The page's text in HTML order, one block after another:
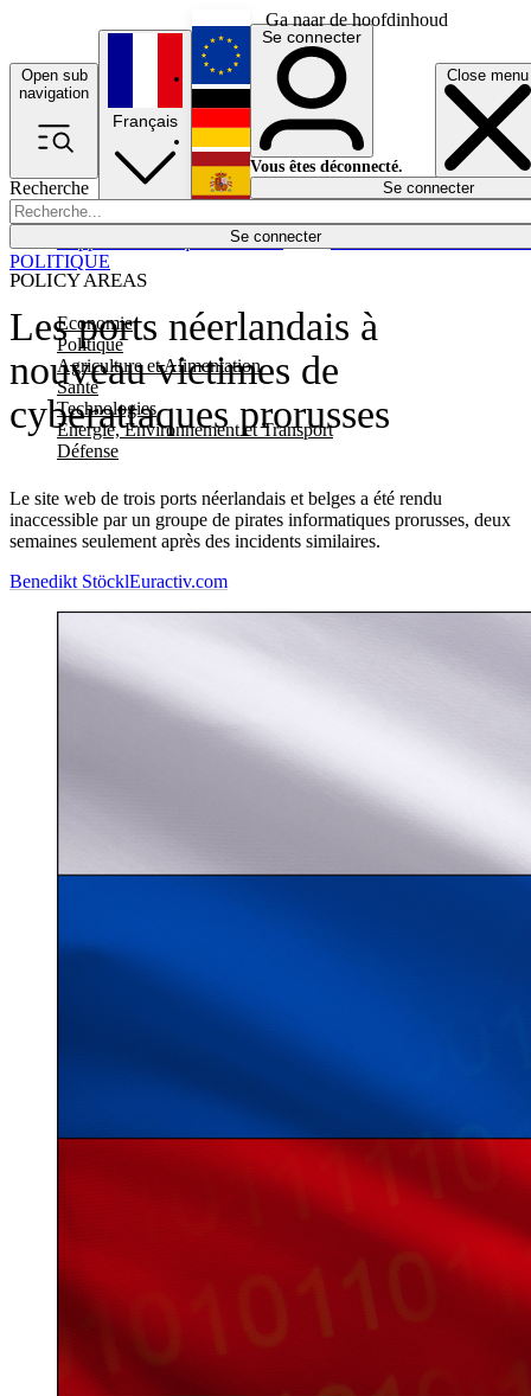
Ga naar de hoofdinhoud
Open sub
navigation
Close menu
Recherche
Se connecter
POLICY AREAS
Economie
Politique
Agriculture et Alimentation
Santé
Technologies
Energie, Environnement et Transport
Défense
Économie
Français
English
Deutsch
Español
Se connecter
Vous êtes déconnecté.
Se connecter
Les ports néerlandais à
nouveau victimes de
cyberattaques prorusses
Le site web de trois ports néerlandais et belges a été rendu
inaccessible par un groupe de pirates informatiques prorusses, deux
semaines seulement après des incidents similaires.
POLITIQUE
Benedikt StöcklEuractiv.com